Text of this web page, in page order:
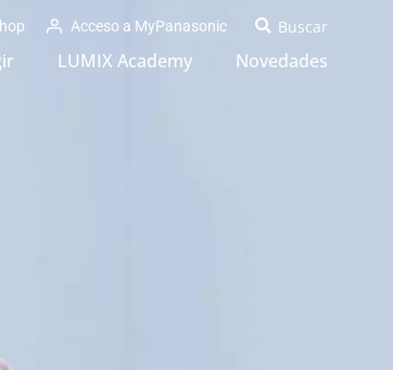
Acceso a MyPanasonic
LUMIX Academy Novedades